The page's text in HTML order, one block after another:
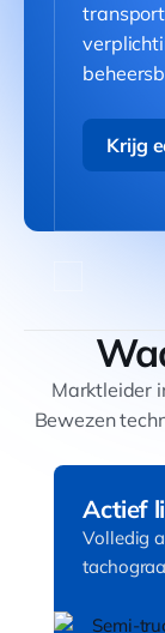
Krijg een
Krijg
Marktleider
Bewezen
Actief
Volledig